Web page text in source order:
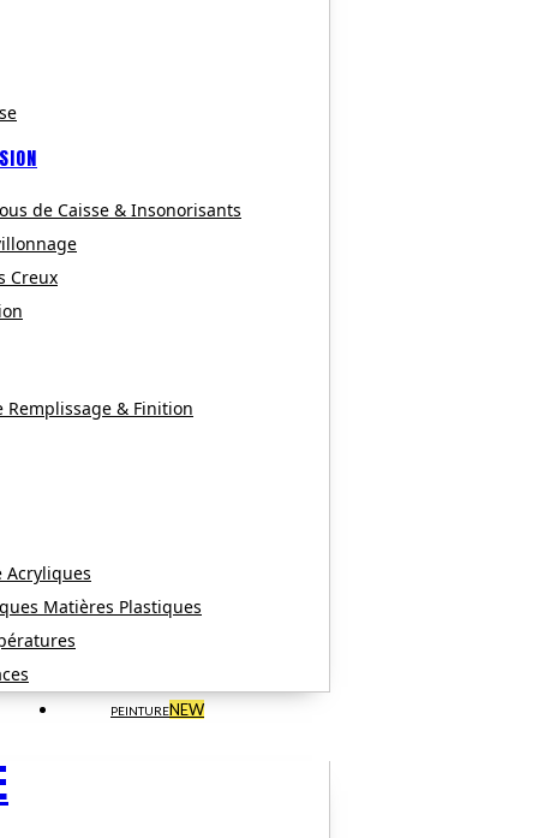
de Caisse & Insonorisants
Creux
Remplissage & Finition
Acryliques
Matières Plastiques
PEINTURENEW